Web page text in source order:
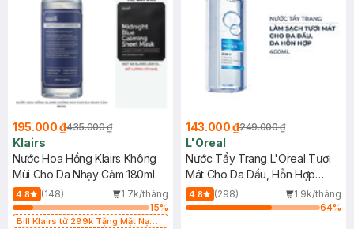
195.000 ₫435.000 ₫
Klairs
Nước Hoa Hồng Klairs Không
Mùi Cho Da Nhạy Cảm 180ml
4.8 (148)
1.7k/tháng
15%
Bill Klairs từ 299k Tặng Mặt Nạ
143.000 ₫249.000 ₫
L'Oreal
Nước Tẩy Trang L'Oreal Tươi
Mát Cho Da Dầu, Hỗn Hợp
400ml
4.8 (298)
1.9k/tháng
64%